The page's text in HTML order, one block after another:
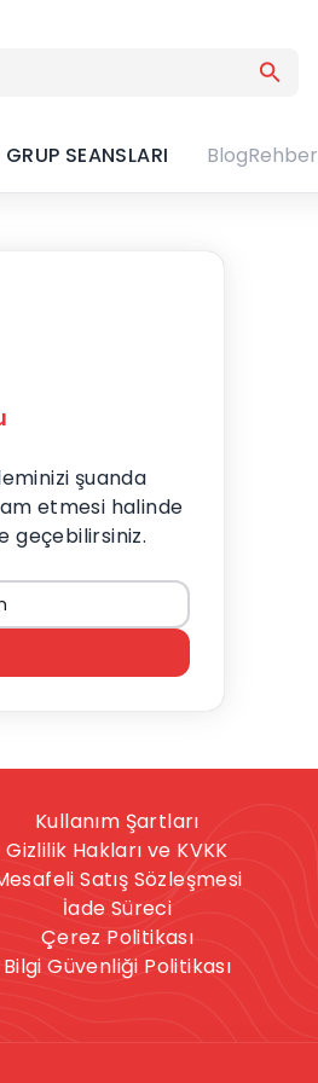
GRUP SEANSLARI BlogRehber
şuanda
etmesi halinde
geçebilirsiniz.
Kullanım Şartları
Gizlilik Hakları ve KVKK
Satış Sözleşmesi
İade Süreci
Çerez Politikası
Bilgi Güvenliği Politikası